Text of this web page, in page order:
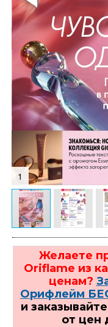
1
Желаете
Oriflame из
ценам?
Орифлейм
и
от цен